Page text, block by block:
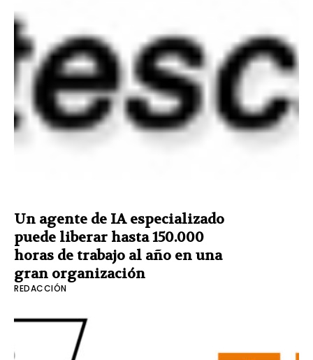
Un agente de IA especializado
puede liberar hasta 150.000
horas de trabajo al año en una
gran organización
REDACCIÓN